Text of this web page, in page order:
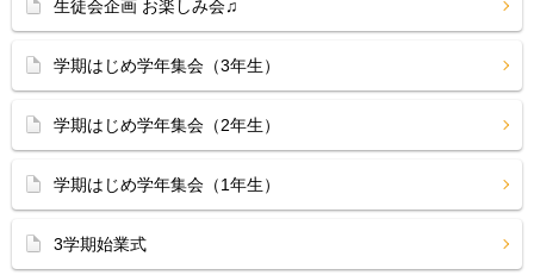
生徒会企画 お楽しみ会♫
学期はじめ学年集会（3年生）
学期はじめ学年集会（2年生）
学期はじめ学年集会（1年生）
3学期始業式